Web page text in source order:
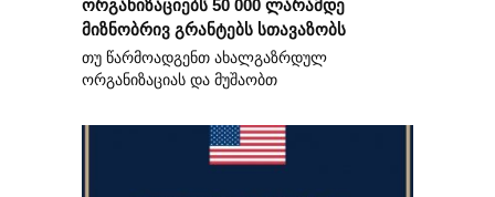
ორგანიზაციებს 50 000 ლარამდე
მიზნობრივ გრანტებს სთავაზობს
თუ წარმოადგენთ ახალგაზრდულ
ორგანიზაციას და მუშაობთ